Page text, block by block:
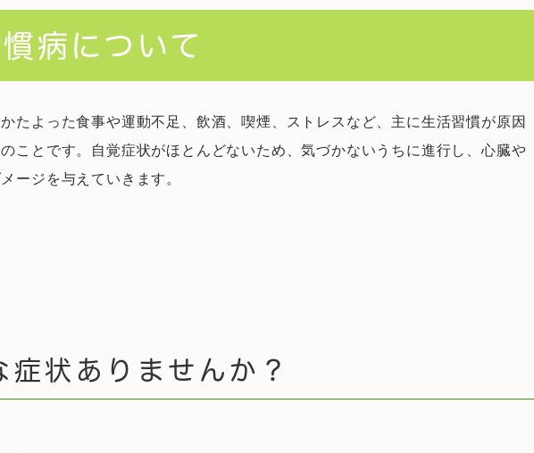
病について
たよった食事や運動不足、飲酒、喫煙、ストレスなど、主に生活習慣が原因
ことです。自覚症状がほとんどないため、気づかないうちに進行し、心臓や
ージを与えていきます。
症状ありませんか？